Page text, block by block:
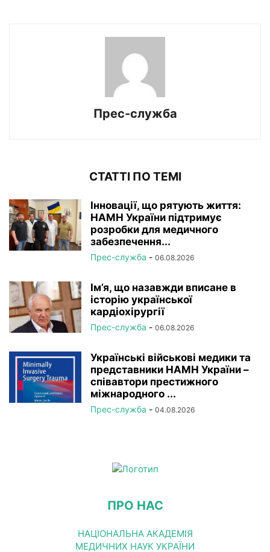
Прес-служба
СТАТТІ ПО ТЕМІ
Інновації, що рятують життя:
НАМН України підтримує
розробки для медичного
забезпечення...
Прес-служба - 06.08.2026
Ім’я, що назавжди вписане в
історію української
кардіохірургії
Прес-служба - 06.08.2026
Українські військові медики та
представники НАМН України –
співавтори престижного
міжнародного ...
Прес-служба - 04.08.2026
ПРО НАС
НАЦІОНАЛЬНА АКАДЕМІЯ
МЕДИЧНИХ НАУК УКРАЇНИ